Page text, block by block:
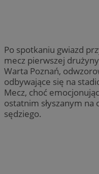
Po spotkaniu gwiazd
mecz pierwszej
Warta Poznań,
odbywające się na
Mecz, choć
ostatnim słyszanym
sędziego.